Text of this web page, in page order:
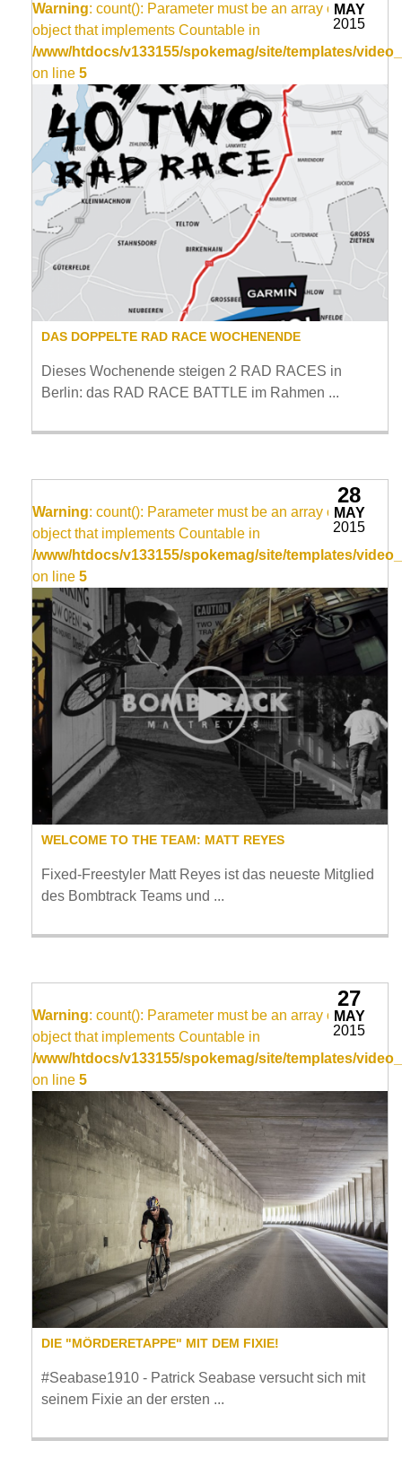
Warning: count(): Parameter must be an array or an
object that implements Countable in
/www/htdocs/v133155/spokemag/site/templates/
on line 5
DAS DOPPELTE RAD RACE WOCHENENDE
Dieses Wochenende steigen 2 RAD RACES in
Berlin: das RAD RACE BATTLE im Rahmen ...
MAY
2015
Warning: count(): Parameter must be an array or an
object that implements Countable in
/www/htdocs/v133155/spokemag/site/templates/
on line 5
WELCOME TO THE TEAM: MATT REYES
Fixed-Freestyler Matt Reyes ist ​das neueste Mitglied
des Bombtrack Teams und ...
28
MAY
2015
Warning: count(): Parameter must be an array or an
object that implements Countable in
/www/htdocs/v133155/spokemag/site/templates/
on line 5
DIE "MÖRDERETAPPE" MIT DEM FIXIE!
#Seabase1910 - Patrick Seabase versucht sich mit
seinem Fixie an der ersten ...
27
MAY
2015